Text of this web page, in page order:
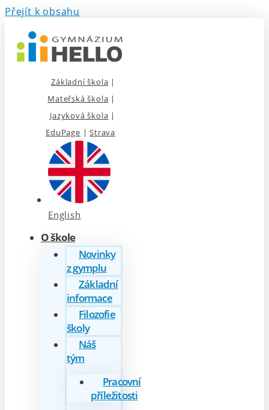
Přejít k obsahu
Základní škola |
Mateřská škola |
Jazyková škola |
EduPage |Strava
English
O škole
Novinky
z gymplu
Základní
informace
Filozofie
školy
Náš
tým
Pracovní
příležitosti